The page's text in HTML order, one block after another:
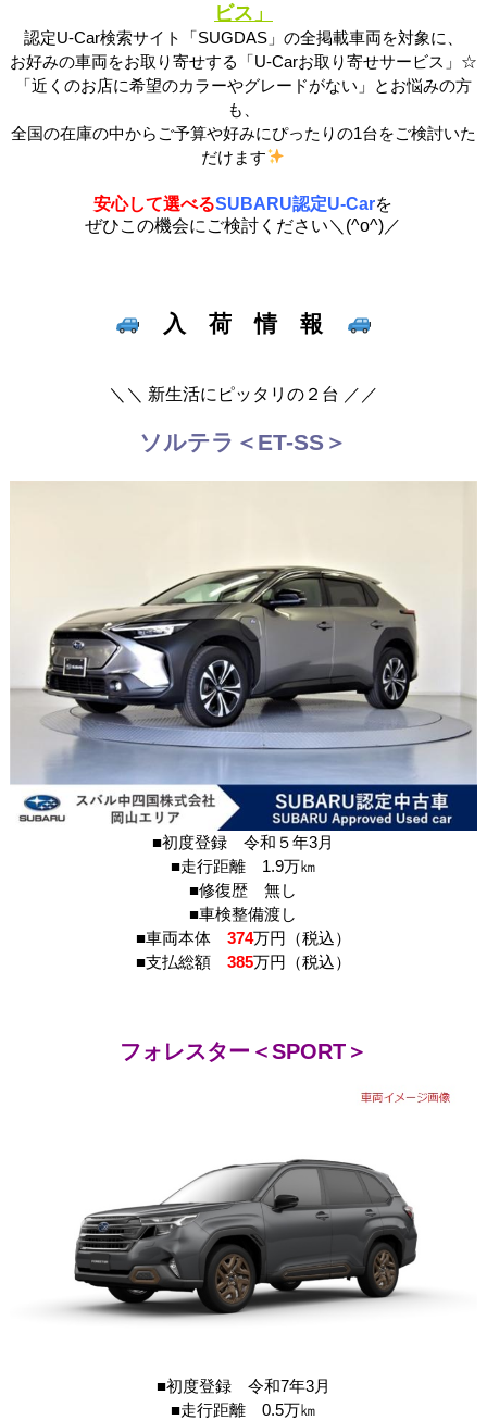
ビス」
認定U-Car検索サイト「SUGDAS」の全掲載車両を対象に、
お好みの車両をお取り寄せする「U-Carお取り寄せサービス」☆
「近くのお店に希望のカラーやグレードがない」とお悩みの方
も、
全国の在庫の中からご予算や好みにぴったりの1台をご検討いた
だけます
安心して選べるSUBARU認定U-Carを
ぜひこの機会にご検討ください＼(^o^)／
入 荷 情 報
＼＼ 新生活にピッタリの２台 ／／
ソルテラ＜ET-SS＞
■初度登録 令和５年3月
■走行距離 1.9万㎞
■修復歴 無し
■車検整備渡し
■車両本体 374万円（税込）
■支払総額 385万円（税込）
フォレスター＜SPORT＞
■初度登録 令和7年3月
■走行距離 0.5万㎞